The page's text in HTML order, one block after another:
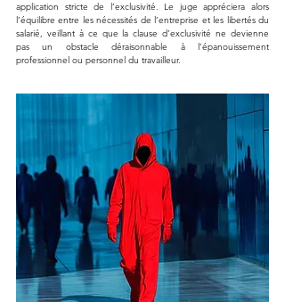
application stricte de l’exclusivité. Le juge appréciera alors
l’équilibre entre les nécessités de l’entreprise et les libertés du
salarié, veillant à ce que la clause d’exclusivité ne devienne
pas un obstacle déraisonnable à l’épanouissement
professionnel ou personnel du travailleur.